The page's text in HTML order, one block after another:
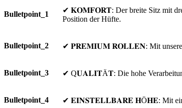
Bulletpoint_1
✔ 𝐊𝐎𝐌𝐅𝐎𝐑𝐓: Der breite Sitz mit drei
Position der Hüfte.
Bulletpoint_2 ✔ 𝐏𝐑𝐄𝐌𝐈𝐔𝐌 𝐑𝐎𝐋𝐋𝐄𝐍: Mit unserem
Bulletpoint_3 ✔ Q𝐔𝐀𝐋𝐈𝐓Ä𝐓: Die hohe
Bulletpoint_4 ✔ 𝐄𝐈𝐍𝐒𝐓𝐄𝐋𝐋𝐁𝐀𝐑𝐄 𝐇Ö𝐇𝐄: Mit einem